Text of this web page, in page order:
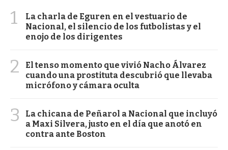
1
La charla de Eguren en el vestuario de
Nacional, el silencio de los futbolistas y el
enojo de los dirigentes
2
El tenso momento que vivió Nacho Álvarez
cuando una prostituta descubrió que llevaba
micrófono y cámara oculta
3
La chicana de Peñarol a Nacional que incluyó
a Maxi Silvera, justo en el día que anotó en
contra ante Boston